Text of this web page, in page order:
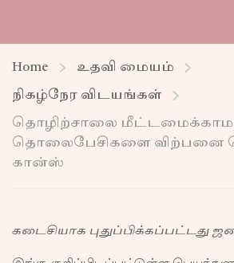
Home உதவி மையம்
நிகழ்நேர விடயங்கள்
தொழிற்சாலை
தொலைபேசிகளை விற்பனை
கான்ஸ்
கடைசியாக புதுப்பிக்கப்பட்டது